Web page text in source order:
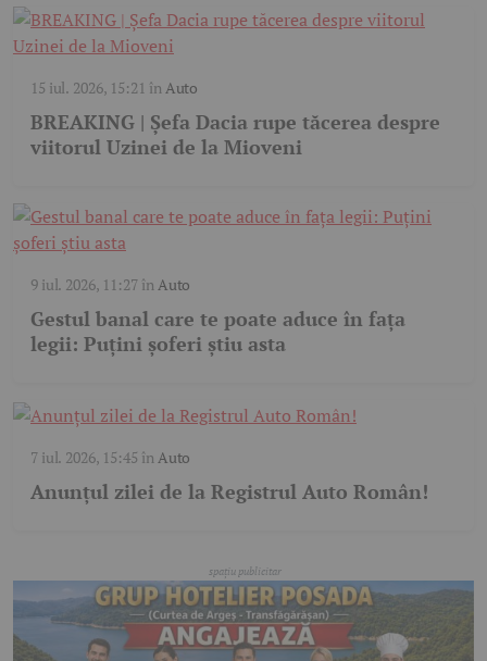
15 iul. 2026, 15:21 înAuto
BREAKING | Șefa Dacia rupe tăcerea despre
viitorul Uzinei de la Mioveni
9 iul. 2026, 11:27înAuto
Gestul banal care te poate aduce în fața
legii: Puțini șoferi știu asta
7 iul. 2026, 15:45 înAuto
Anunțul zilei de la Registrul Auto Român!